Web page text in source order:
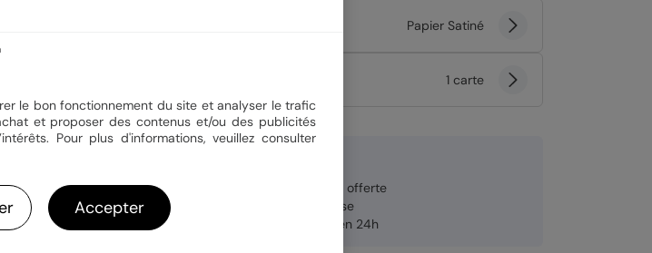
Papier Satiné
1 carte
Enveloppe blanche offerte
Fabrication française
Expédition rapide en 24h
le bon fonctionnement du site et analyser le trafic
et proposer des contenus et/ou des publicités
Pour plus d'informations, veuillez consulter
Accepter